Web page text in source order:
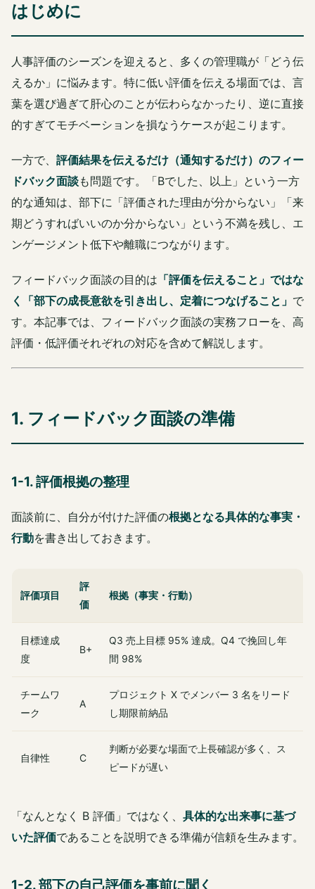
はじめに
人事評価のシーズンを迎えると、多くの管理職が「どう伝
えるか」に悩みます。特に低い評価を伝える場面では、言
葉を選び過ぎて肝心のことが伝わらなかったり、逆に直接
的すぎてモチベーションを損なうケースが起こります。
一方で、 評価結果を伝えるだけ（通知するだけ）のフィー
ドバック面談も問題です。「Bでした、以上」という一方
的な通知は、部下に「評価された理由が分からない」「来
期どうすればいいのか分からない」という不満を残し、エ
ンゲージメント低下や離職につながります。
フィードバック面談の目的は 「評価を伝えること」ではな
く「部下の成長意欲を引き出し、定着につなげること」 で
す。本記事では、フィードバック面談の実務フローを、高
評価・低評価それぞれの対応を含めて解説します。
1. フィードバック面談の準備
1-1. 評価根拠の整理
面談前に、自分が付けた評価の根拠となる具体的な事実・
行動を書き出しておきます。
評価項目
評
価
根拠（事実・行動）
目標達成
度
B+
Q3 売上目標 95% 達成。Q4 で挽回し年
間 98%
チームワ
ーク
A
プロジェクト X でメンバー 3 名をリード
し期限前納品
自律性 C
判断が必要な場面で上長確認が多く、ス
ピードが遅い
「なんとなく B 評価」ではなく、 具体的な出来事に基づ
いた評価であることを説明できる準備が信頼を生みます。
1-2. 部下の自己評価を事前に聞く